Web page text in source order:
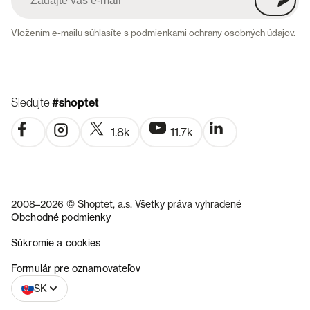
Vložením e-mailu súhlasíte spodmienkami ochrany osobných údajov.
Sledujte#shoptet
1.8k 11.7k
2008–2026 © Shoptet, a.s. Všetky práva vyhradené
Obchodné podmienky
Súkromie a cookies
Formulár pre oznamovateľov
SK